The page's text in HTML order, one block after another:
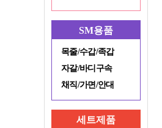
SM용품
목줄/수갑/족갑
자갈/바디구속
채직/가면/안대
세트제품